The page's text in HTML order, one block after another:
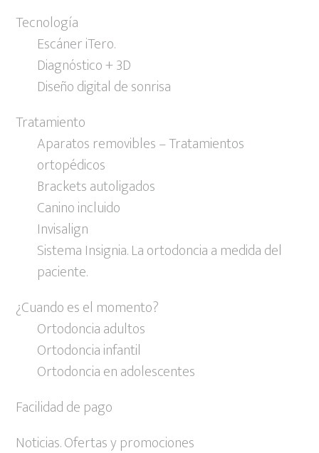
Tecnología
Escáner iTero.
Diagnóstico + 3D
Diseño digital de sonrisa
Tratamiento
Aparatos removibles – Tratamientos
ortopédicos
Brackets autoligados
Canino incluido
Invisalign
Sistema Insignia. La ortodoncia a medida del
paciente.
¿Cuando es el momento?
Ortodoncia adultos
Ortodoncia infantil
Ortodoncia en adolescentes
Facilidad de pago
Noticias. Ofertas y promociones